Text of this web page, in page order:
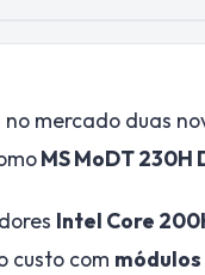
no mercado duas
MS MoDT 230H
Intel Core
custo com módulos